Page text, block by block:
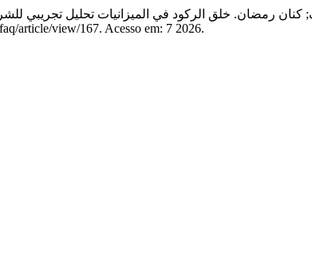
رمضان. خلق الركود في الميزانيات تحليل تجريبي
article/view/167. Acesso em: 7 2026.